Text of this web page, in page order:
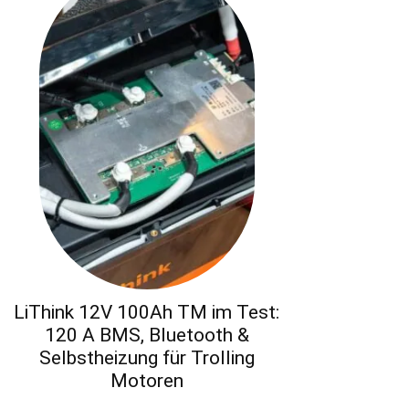
LiThink 12V 100Ah TM im Test:
120 A BMS, Bluetooth &
Selbstheizung für Trolling
Motoren